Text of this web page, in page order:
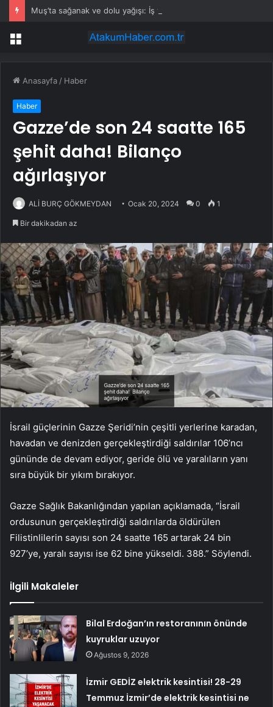
Muş’ta sağanak ve dolu yağışı: İş yerlerini su bastı
Menü
Anasayfa / Haber
Haber
Gazze’de son 24 saatte 165
şehit daha! Bilanço
ağırlaşıyor
ALİ BURÇ GÖKMEYDAN Ocak 20, 2024 0 1
Bir dakikadan az
İsrail güçlerinin Gazze Şeridi’nin çeşitli yerlerine karadan,
havadan ve denizden gerçekleştirdiği saldırılar 106’ncı
gününde de devam ediyor, geride ölü ve yaralıların yanı
sıra büyük bir yıkım bırakıyor.
Gazze Sağlık Bakanlığından yapılan açıklamada, “İsrail
ordusunun gerçekleştirdiği saldırılarda öldürülen
Filistinlilerin sayısı son 24 saatte 165 artarak 24 bin
927’ye, yaralı sayısı ise 62 bine yükseldi. 388.” Söylendi.
İlgili Makaleler
Bilal Erdoğan’ın restoranının önünde
kuyruklar uzuyor
Ağustos 9, 2026
İzmir GEDİZ elektrik kesintisi! 28-29
Temmuz İzmir’de elektrik kesintisi ne